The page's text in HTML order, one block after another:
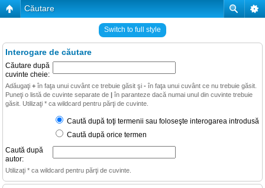
Căutare
Switch to full style
Interogare de căutare
Căutare după
cuvinte cheie:
Adăugaţi + în faţa unui cuvânt ce trebuie găsit şi - în faţa unui cuvânt ce nu trebuie găsit.
Puneţi o listă de cuvinte separate de | în paranteze dacă numai unul din cuvinte trebuie
găsit. Utilizaţi * ca wildcard pentru părţi de cuvinte.
Caută după toţi termenii sau foloseşte interogarea introdusă
Caută după orice termen
Caută după
autor:
Utilizaţi * ca wildcard pentru părţi de cuvinte.